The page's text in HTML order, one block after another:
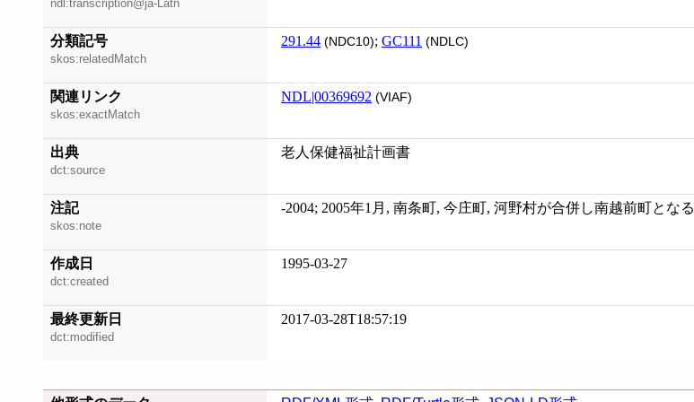
ndl:transcription@ja-Latn
分類記号
skos:relatedMatch
291.44 (NDC10); GC111 (NDLC)
関連リンク
skos:exactMatch
NDL|00369692 (VIAF)
出典
dct:source
老人保健福祉計画書
注記
skos:note
-2004; 2005年1月, 南条町, 今庄町, 河野村が合併し南越前町となる
作成日
dct:created
1995-03-27
最終更新日
dct:modified
2017-03-28T18:57:19